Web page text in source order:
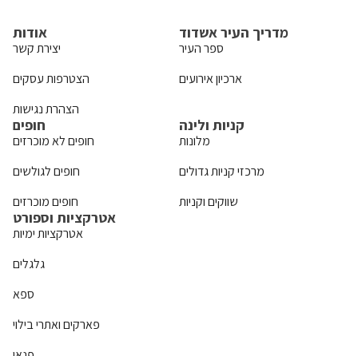
אודות
יצירת קשר
הצטרפות עסקים
הצהרת נגישות
מדריך העיר אשדוד
ספר העיר
ארכיון אירועים
חופים
חופים לא מוכרזים
חופים לגולשים
חופים מוכרזים
קניות ולינה
מלונות
מרכזי קניות גדולים
שווקים וקניות
אטרקציות וספורט
אטרקציות ימיות
גלגלים
ספא
פארקים ואתרי בילוי